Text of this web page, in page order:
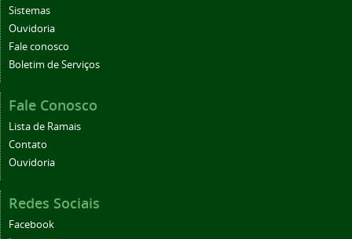
Sistemas
Ouvidoria
Fale conosco
Boletim de Serviços
Fale Conosco
Lista de Ramais
Contato
Ouvidoria
Redes Sociais
Facebook